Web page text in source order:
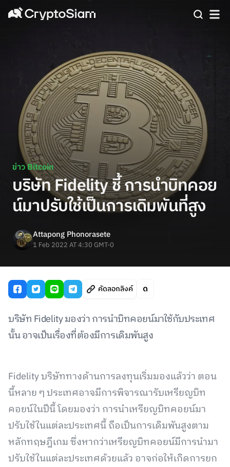
ข่าว Bitcoin
บริษัท Fidelity ชี้ การนำบิทคอย
น์มาปรับใช้เป็นการเดิมพันที่สูง
Attapong Phonorasete
1 Feb 2022 AT 4:30 GMT-0
คัดลอกลิงค์
บริษัท Fidelity มองว่า การนำบิทคอยน์มาใช้กับประเทศ
นั้น อาจเป็นเรื่องที่ต้องมีการเดิมพันสูง
Fidelity บริษัททางด้านการลงทุนเริ่มมองแล้วว่า ตอน
นี้หลาย ๆ ประเทศอาจมีการพิจารณารับเหรียญบิท
คอยน์ในปีนี้ โดยมองว่า การนำเหรียญบิทคอยน์มา
ปรับใช้ในแต่ละประเทศนี้ ถือเป็นการเดิมพันสูงตาม
หลักทฤษฎีเกม ซึ่งหากว่าเหรียญบิทคอยน์มีการนำมา
ปรับใช้ในแต่ละประเทศด้วยแล้ว อาจก่อให้เกิดการยก